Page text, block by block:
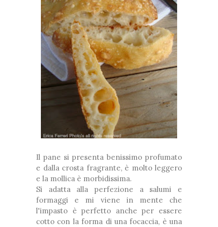
Il pane si presenta benissimo profumato
e dalla crosta fragrante, è molto leggero
e la mollica è morbidissima.
Si adatta alla perfezione a salumi e
formaggi e mi viene in mente che
l'impasto è perfetto anche per essere
cotto con la forma di una focaccia, è una